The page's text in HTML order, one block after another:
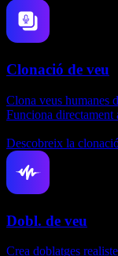
Clonació de veu
Clona veus humanes
Funciona directament
Descobreix la
Dobl. de veu
Crea doblatges